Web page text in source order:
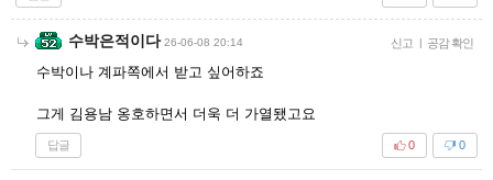
수박은적이다 26-06-08 20:14 신고 | 공감 확인
수박이나 계파쪽에서 받고 싶어하죠
그게 김용남 옹호하면서 더욱 더 가열됐고요
답글 0
0